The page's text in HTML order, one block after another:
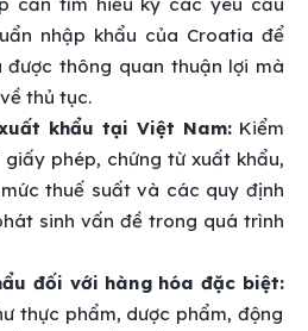
nhập khẩu của Croatia để
thông quan thuận lợi mà
thủ tục.
khẩu tại Việt Nam: Kiểm
phép, chứng từ xuất khẩu,
thuế suất và các quy định
sinh vấn đề trong quá trình
đối với hàng hóa đặc biệt:
thực phẩm, dược phẩm, động